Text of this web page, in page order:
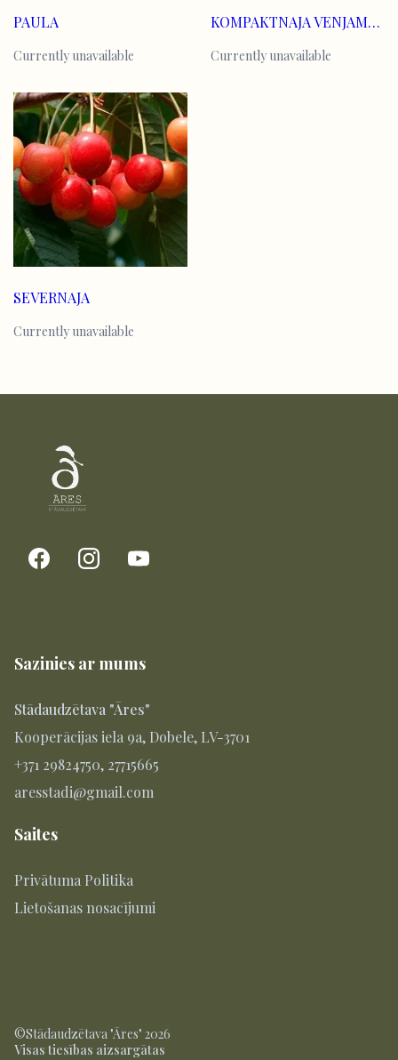
PAULA
Currently unavailable
KOMPAKTNAJA VENJAMINOVA
Currently unavailable
SEVERNAJA
Currently unavailable
Sazinies ar mums
Stādaudzētava "Āres"
Kooperācijas iela 9a, Dobele, LV-3701
+371 29824750, 27715665
aresstadi@gmail.com
Saites
Privātuma Politika
Lietošanas nosacījumi
©Stādaudzētava "Āres" 2026
Visas tiesības aizsargātas